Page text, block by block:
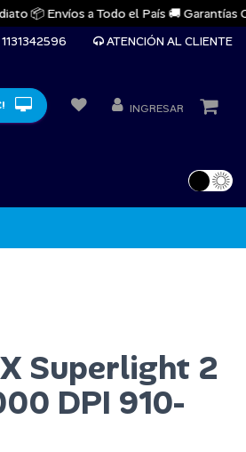
📦 Envíos a Todo el País 🚚 Garantías
ATENCIÓN AL CLIENTE
INGRESAR
Superlight 2
DPI 910-